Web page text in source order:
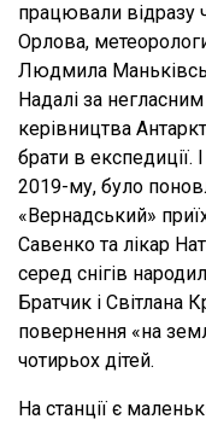
працювали відразу
Орлова,
Людмила
Надалі за
керівництва
брати в експедиції.
2019-му, було
«Вернадський»
Савенко та лікар
серед снігів
Братчик і Світлана
повернення «на
чотирьох дітей.
На станції є